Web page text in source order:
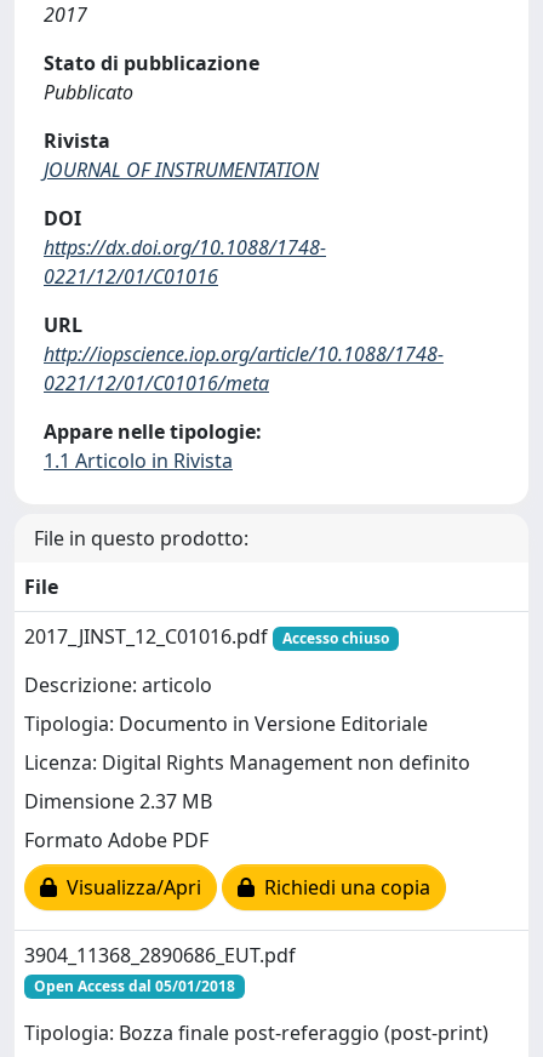
2017
Stato di pubblicazione
Pubblicato
Rivista
JOURNAL OF INSTRUMENTATION
DOI
https://dx.doi.org/10.1088/1748-
0221/12/01/C01016
URL
http://iopscience.iop.org/article/10.1088/1748-
0221/12/01/C01016/meta
Appare nelle tipologie:
1.1 Articolo in Rivista
File in questo prodotto:
File
2017_JINST_12_C01016.pdf
Accesso chiuso
Descrizione: articolo
Tipologia: Documento in Versione Editoriale
Licenza: Digital Rights Management non definito
Dimensione 2.37 MB
Formato Adobe PDF
Visualizza/Apri
Richiedi una copia
3904_11368_2890686_EUT.pdf
Open Access dal 05/01/2018
Tipologia: Bozza finale post-referaggio (post-print)